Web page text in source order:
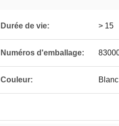
Durée de vie: > 15
Numéros d'emballage:
Couleur: Blanc